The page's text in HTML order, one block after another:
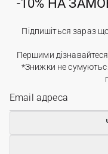
-10% НА
Підпишіться зараз
Першими
*Знижки не